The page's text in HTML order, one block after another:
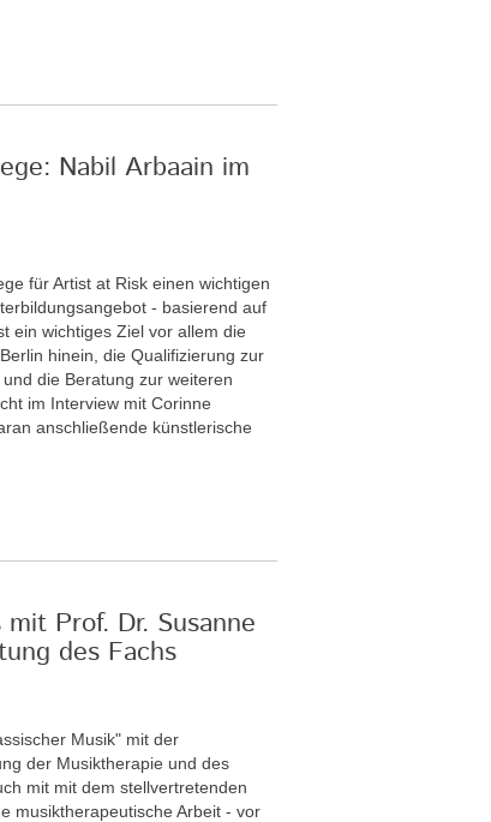
Nabil Arbaain im
für Artist at Risk einen wichtigen
- basierend auf
ein wichtiges Ziel vor allem die
hinein, die Qualifizierung zur
die Beratung zur weiteren
im Interview mit Corinne
anschließende künstlerische
Prof. Dr. Susanne
des Fachs
Musik" mit der
der Musiktherapie und des
mit mit dem stellvertretenden
musiktherapeutische Arbeit - vor